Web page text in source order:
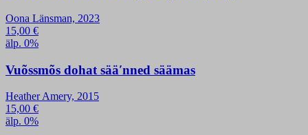
Oona Länsman, 2023
15,00 €
älp. 0%
Vuõssmõs dohat sääʹnned säämas
Heather Amery, 2015
15,00 €
älp. 0%